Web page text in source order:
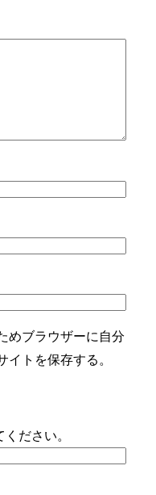
めブラウザーに自分
トを保存する。
ださい。